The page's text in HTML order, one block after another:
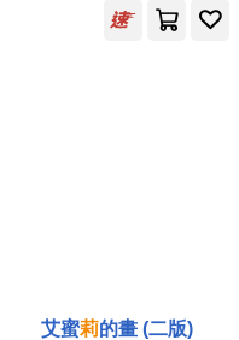
艾蜜莉的畫 (二版)